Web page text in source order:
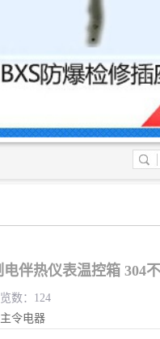
伴热仪表温控箱 304
数：124
主令电器